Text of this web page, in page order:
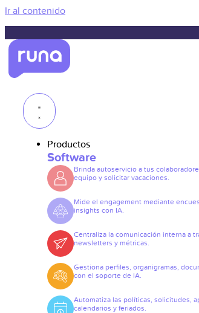
Ir al contenido
Productos
Software
Brinda autoservicio a tus
equipo y solicitar vacaciones.
Mide el engagement mediante
insights con IA.
Centraliza la comunicación interna a
newsletters y métricas.
Gestiona perfiles, organigramas,
con el soporte de IA.
Automatiza las políticas, solicitudes,
calendarios y feriados.